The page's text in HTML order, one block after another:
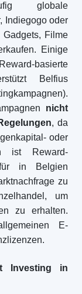
globale
Indiegogo oder
Filme
Einige
basierte
Belfius
nicht
, da
oder
ist Reward-
in Belgien
zu
um
zu erhalten.
E-
Investing in